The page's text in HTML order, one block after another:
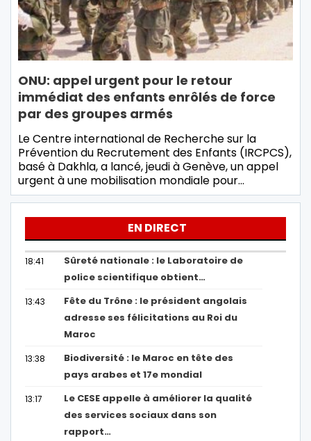
ONU: appel urgent pour le retour
immédiat des enfants enrôlés de force
par des groupes armés
Le Centre international de Recherche sur la
Prévention du Recrutement des Enfants (IRCPCS),
basé à Dakhla, a lancé, jeudi à Genève, un appel
urgent à une mobilisation mondiale pour…
EN DIRECT
18:41
Sûreté nationale : le Laboratoire de
police scientifique obtient…
13:43
Fête du Trône : le président angolais
adresse ses félicitations au Roi du
Maroc
13:38
Biodiversité : le Maroc en tête des
pays arabes et 17e mondial
13:17
Le CESE appelle à améliorer la qualité
des services sociaux dans son
rapport…